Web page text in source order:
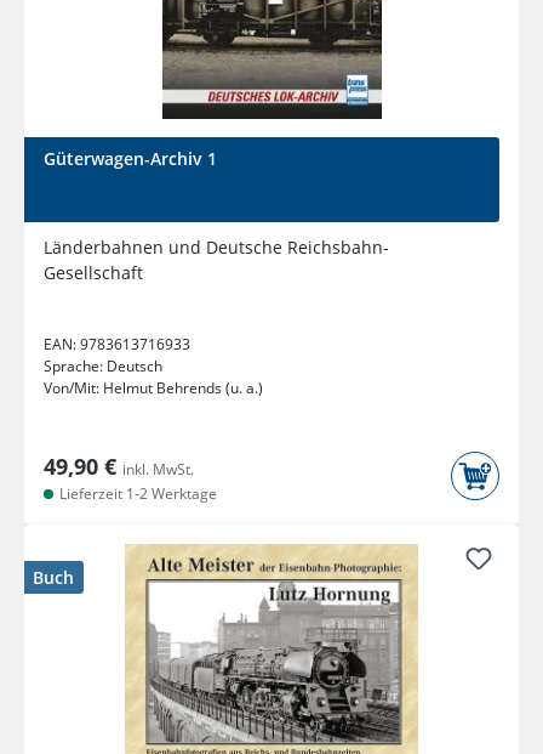
Güterwagen-Archiv 1
Länderbahnen und Deutsche Reichsbahn-
Gesellschaft
EAN:9783613716933
Sprache: Deutsch
Von/Mit: Helmut Behrends (u. a.)
49,90 € inkl. MwSt.
Lieferzeit 1-2 Werktage
Buch